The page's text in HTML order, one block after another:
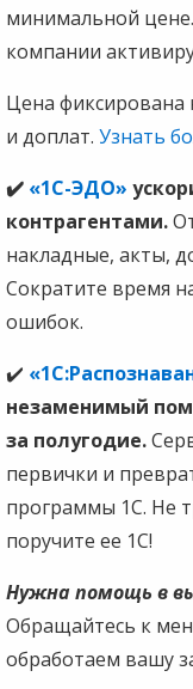
минимальной
компании
Цена фиксирована
и доплат. Узнать
✔️ «1С-ЭДО»
контрагентами.
накладные, акты,
Сократите время
ошибок.
✔️
незаменимый
за полугодие.
первички и
программы 1С. Не
поручите ее 1С!
Нужна помощь в
Обращайтесь к
обработаем вашу